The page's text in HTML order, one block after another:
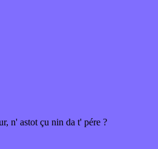
n' astot çu nin da t' pére ?